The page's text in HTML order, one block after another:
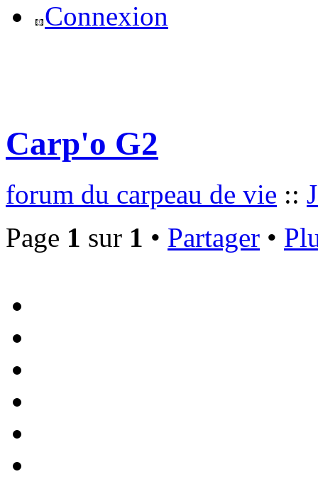
Connexion
Carp'o G2
forum du carpeau de vie ::
Page 1 sur 1 • Partager •